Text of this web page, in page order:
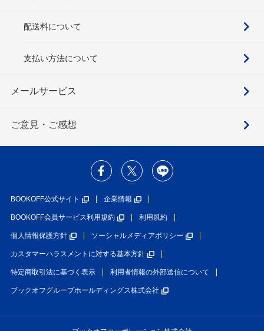
配送料について
支払い方法について
メールサービス
ご意見・ご感想
BOOKOFF公式サイト 企業情報
BOOKOFF会員サービス利用規約 利用規約
個人情報保護方針 ソーシャルメディアポリシー
カスタマーハラスメントに対する基本方針
特定商取引法に基づく表示 利用者情報の外部送信について
ブックオフグループホールディングス株式会社